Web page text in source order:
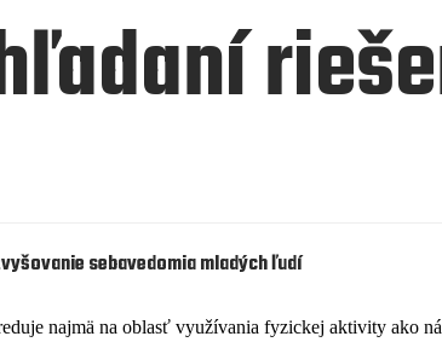
sebavedomia mladých ľudí
najmä na oblasť využívania fyzickej aktivity ako